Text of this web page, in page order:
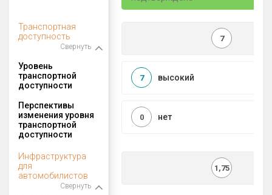
Транспортная
доступность
Свернуть
7
Уровень
транспортной
доступности
высокий
7
Перспективы
изменения уровня
транспортной
доступности
нет
0
Инфраструктура
для
автомобилистов
Свернуть
1,75